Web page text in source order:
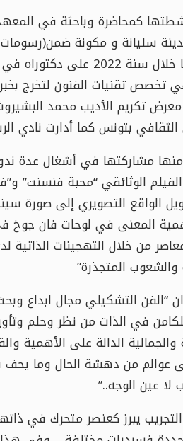
كمحاضرة وباحثة في
سليانة و مكونة
بمدينة نابل للتوّج المسيرة
تخصص تقنيات الفنون لتخرج
تكريم الأديب محمد البشيروش
بتونس كما أدارت نادي
مشاركتها في أشغال عدة
الوثائقي “محبة فنسنت”
الواقع التصويري إلى صورة
المعنى في لوحات فان جوخ
من خلال التهجينات الذاتية
المتجذرة”
ان “الفن التشكيلي مجال ابداع
في الذات من نظر وحلم
الدالة على الأهمية
عوالم من دهشة الحال وما
عين الوجه..”
يبرز كعنصر متحرك في